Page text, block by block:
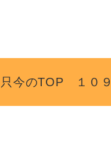
のTOP １０